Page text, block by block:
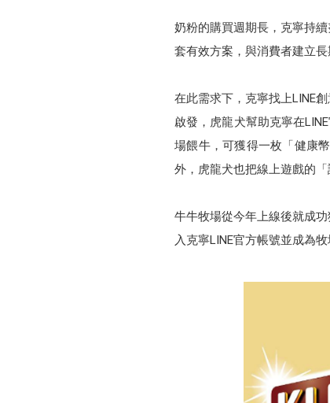
奶粉的購買週期長，克寧持
套有效方案，與消費者建立長
在此需求下，克寧找上LINE
啟發，虎龍犬幫助克寧在
場餵牛，可獲得一枚「健康
外，虎龍犬也把線上遊戲的
牛牛牧場從今年上線後就成
入克寧LINE官方帳號並成為